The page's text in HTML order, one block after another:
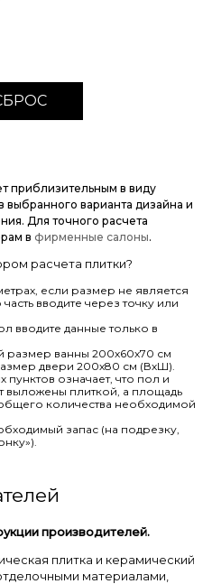
приблизительным в виду
выбранного варианта дизайна и
Для точного расчета
в фирменные салоны.
расчета плитки?
если размер не является
вводите через точку или
вводите данные только в
размер ванны 200х60х70 см
двери 200х80 см (ВхШ).
пунктов означает, что пол и
выложены плиткой, а площадь
количества необходимой
запас (на подрезку,
производителей.
плитка и керамический
материалами,